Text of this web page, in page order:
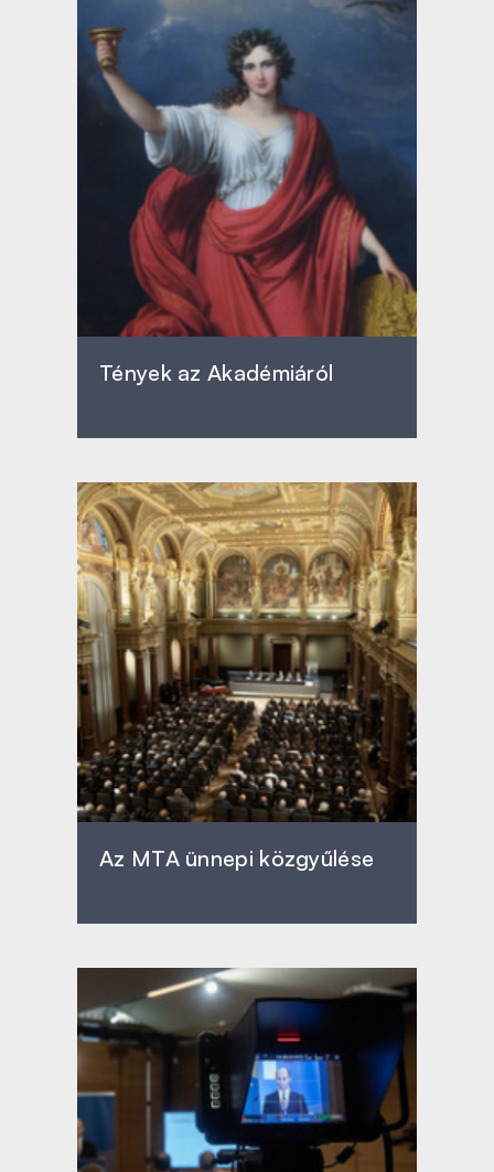
Tények az Akadémiáról
Az MTA ünnepi közgyűlése